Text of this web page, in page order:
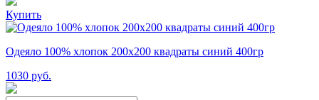
Купить
Одеяло 100% хлопок 200x200 квадраты синий 400гр
1030 руб.